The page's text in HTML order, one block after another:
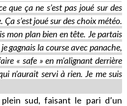
que ça ne s’est pas joué sur des
Ça s’est joué sur des choix météo.
mon plan bien en tête. Je partais
gagnais la course avec panache,
« safe » en m’alignant derrière
n’aurait servi à rien. Je me suis
sud, faisant le pari d’un